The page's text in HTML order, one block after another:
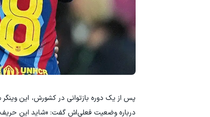
پس از یک دوره بازتوانی در کشورش، این
درباره وضعیت فعلی‌اش گفت: «شاید این حریف